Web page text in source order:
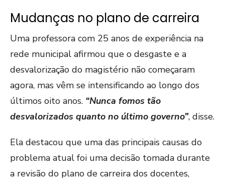
Mudanças no plano de carreira
Uma professora com 25 anos de experiência na
rede municipal afirmou que o desgaste e a
desvalorização do magistério não começaram
agora, mas vêm se intensificando ao longo dos
últimos oito anos. “Nunca fomos tão
desvalorizados quanto no último governo”, disse.
Ela destacou que uma das principais causas do
problema atual foi uma decisão tomada durante
a revisão do plano de carreira dos docentes,